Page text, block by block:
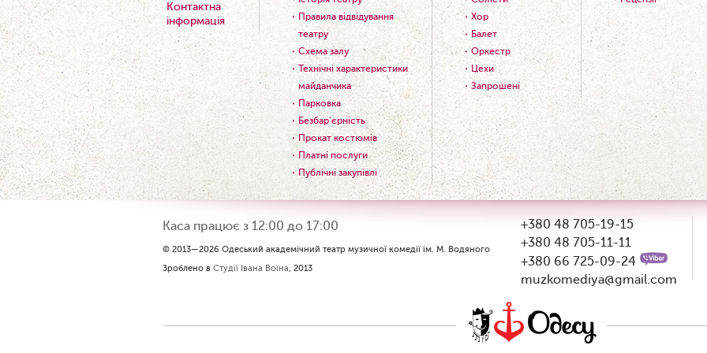
Контактна
інформація
Правила відвідування
театру
Схема залу
Технічні характеристики
майданчика
Парковка
Безбар'єрність
Прокат костюмів
Платні послуги
Публічні закупівлі
Хор
Балет
Оркестр
Цехи
Запрошені
Каса працює з 12:00 до 17:00
© 2013—2026 Одеський академічний театр музичної комедії ім. М. Водяного
Зроблено в Студії Івана Воїна, 2013
+380 48 705-19-15
+380 48 705-11-11
+380 66 725-09-24
muzkomediya@gmail.com